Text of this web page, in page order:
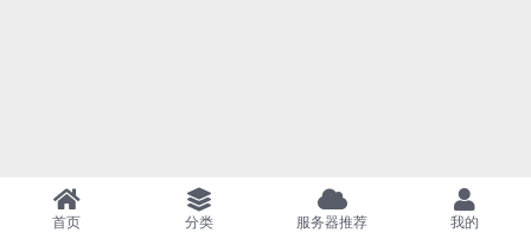
首页 分类 服务器推荐 我的